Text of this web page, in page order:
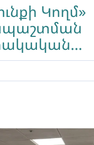
Կողմ»